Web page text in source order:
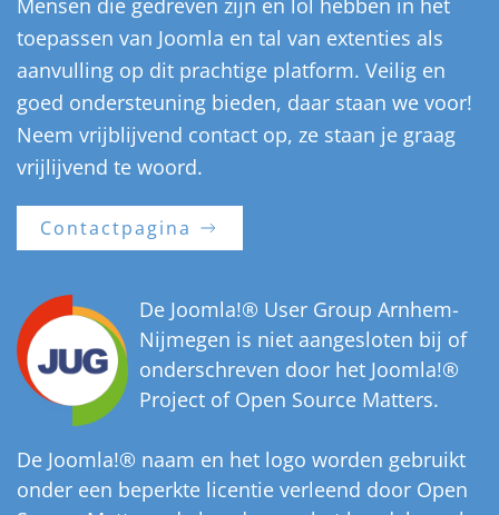
Mensen die gedreven zijn en lol hebben in het
toepassen van Joomla en tal van extenties als
aanvulling op dit prachtige platform. Veilig en
goed ondersteuning bieden, daar staan we voor!
Neem vrijblijvend contact op, ze staan je graag
vrijlijvend te woord.
Contactpagina
De Joomla!® User Group Arnhem-
Nijmegen is niet aangesloten bij of
onderschreven door het Joomla!®
Project of Open Source Matters.
De Joomla!® naam en het logo worden gebruikt
onder een beperkte licentie verleend door Open